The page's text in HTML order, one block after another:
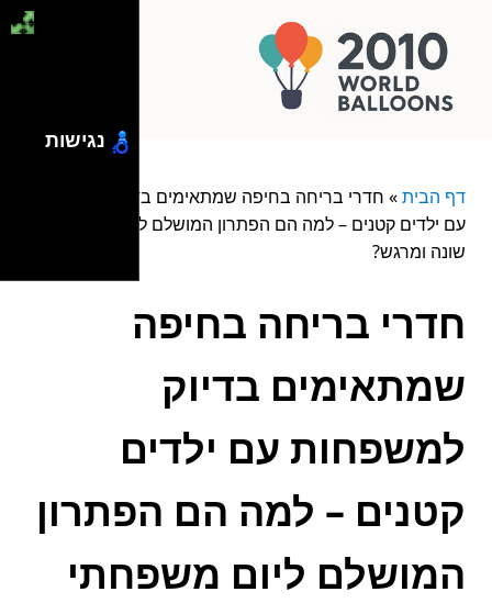
דף הבית» חדרי בריחה בחיפה שמתאימים בדיוק למשפחות
עם ילדים קטנים – למה הם הפתרון המושלם ליום משפחתי
שונה ומרגש?
חדרי בריחה בחיפה
שמתאימים בדיוק
למשפחות עם ילדים
קטנים – למה הם הפתרון
המושלם ליום משפחתי
נגישות